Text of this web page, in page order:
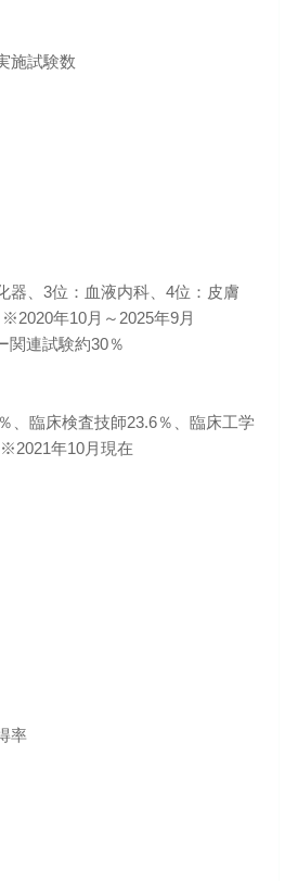
施試験数
器、3位：血液内科、4位：皮膚
年10月～2025年9月
関連試験約30％
、臨床検査技師23.6％、臨床工学
年10月現在
率